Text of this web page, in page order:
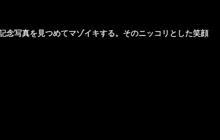
写真を見つめてマゾイキする。そのニッコリとした笑顔